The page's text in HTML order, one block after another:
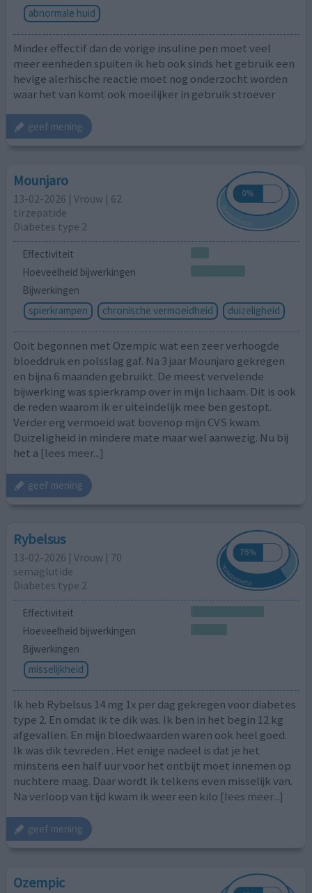
abnormale huid
Minder effectif dan de vorige insuline pen moet veel
meer eenheden spuiten ik heb ook sinds het gebruik een
hevige alerhische reactie moet nog onderzocht worden
waar het van komt ook moeilijker in gebruik stroever
geef mening
Mounjaro
13-02-2026 | Vrouw | 62
tirzepatide
Diabetes type 2
Effectiviteit
Hoeveelheid bijwerkingen
Bijwerkingen
spierkrampen
chronische vermoeidheid duizeligheid
Ooit begonnen met Ozempic wat een zeer verhoogde
bloeddruk en polsslag gaf. Na 3 jaar Mounjaro gekregen
en bijna 6 maanden gebruikt. De meest vervelende
bijwerking was spierkramp over in mijn lichaam. Dit is ook
de reden waarom ik er uiteindelijk mee ben gestopt.
Verder erg vermoeid wat bovenop mijn CVS kwam.
Duizeligheid in mindere mate maar wel aanwezig. Nu bij
het a [lees meer...]
geef mening
Rybelsus
13-02-2026 | Vrouw | 70
semaglutide
Diabetes type 2
Effectiviteit
Hoeveelheid bijwerkingen
Bijwerkingen
misselijkheid
Ik heb Rybelsus 14 mg 1x per dag gekregen voor diabetes
type 2. En omdat ik te dik was. Ik ben in het begin 12 kg
afgevallen. En mijn bloedwaarden waren ook heel goed.
Ik was dik tevreden . Het enige nadeel is dat je het
minstens een half uur voor het ontbijt moet innemen op
nuchtere maag. Daar wordt ik telkens even misselijk van.
Na verloop van tijd kwam ik weer een kilo [lees meer...]
geef mening
Ozempic